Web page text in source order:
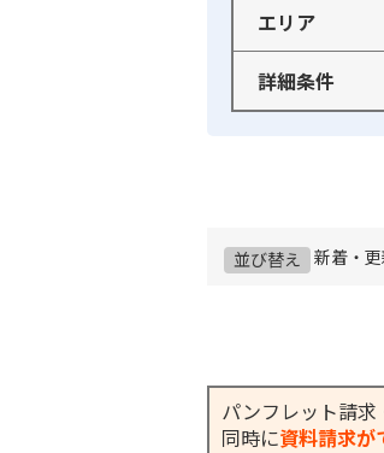
エリア
詳細条件
並び替え 新着・更
パンフレット請求
同時に資料請求が